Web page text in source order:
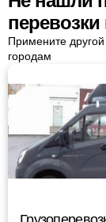
перевозки
Примените
городам